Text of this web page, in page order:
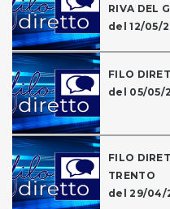
RIVA DEL
del 12/05/
FILO
del 05/05/
FILO
TRENTO
del 29/04/